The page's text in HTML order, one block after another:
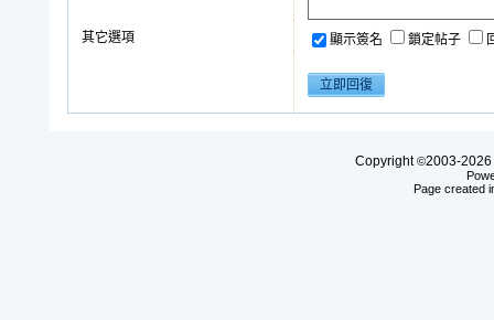
其它選項 顯示簽名 鎖定帖子
Copyright©2003-2026
Page created